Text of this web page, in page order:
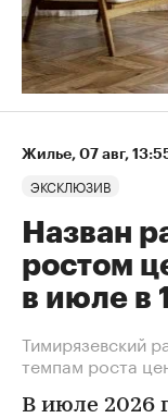
Жилье⁠, 07 авг,
ЭКСКЛЮЗИВ
Назван
ростом
в июле в
Тимирязевский
темпам роста
В июле 2026